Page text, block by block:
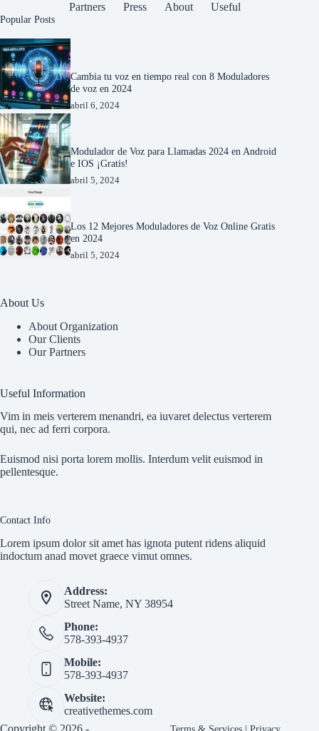
Partners Press About Useful
Popular Posts
Cambia tu voz en tiempo real con 8 Moduladores
de voz en 2024
abril 6, 2024
Modulador de Voz para Llamadas 2024 en Android
e IOS ¡Gratis!
abril 5, 2024
Los 12 Mejores Moduladores de Voz Online Gratis
en 2024
abril 5, 2024
About Us
About Organization
Our Clients
Our Partners
Useful Information
Vim in meis verterem menandri, ea iuvaret delectus verterem
qui, nec ad ferri corpora.
Euismod nisi porta lorem mollis. Interdum velit euismod in
pellentesque.
Contact Info
Lorem ipsum dolor sit amet has ignota putent ridens aliquid
indoctum anad movet graece vimut omnes.
Address:
Street Name, NY 38954
Phone:
578-393-4937
Mobile:
578-393-4937
Website:
creativethemes.com
Copyright © 2026 -
Terms & Services |Privacy